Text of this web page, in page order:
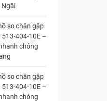
Ngãi
so chân gập
404-10E –
chóng
so chân gập
404-10E –
chóng